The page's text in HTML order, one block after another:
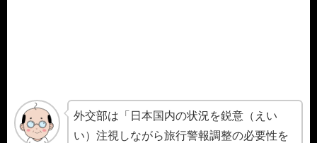
外交部は「日本国内の状況を鋭意（えい
い）注視しながら旅行警報調整の必要性を